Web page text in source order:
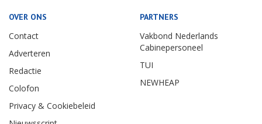
OVER ONS
Contact
Adverteren
Redactie
Colofon
Privacy & Cookiebeleid
PARTNERS
Vakbond Nederlands
Cabinepersoneel
TUI
NEWHEAP